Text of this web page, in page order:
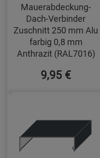
Mauerabdeckung-
Dach-Verbinder
Zuschnitt 250 mm Alu
farbig 0,8 mm
Anthrazit (RAL7016)
9,95 €